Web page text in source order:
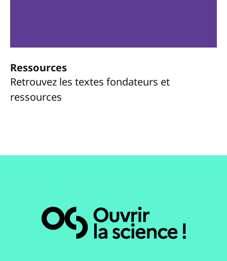
Ressources
Retrouvez les textes fondateurs et
ressources